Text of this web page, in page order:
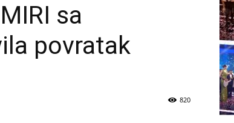
sa
povratak
820